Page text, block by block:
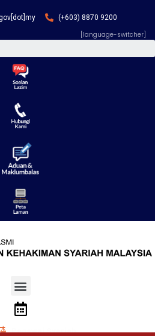
(+603) 8870 9200
[language-switcher]
Pegawai Syariah